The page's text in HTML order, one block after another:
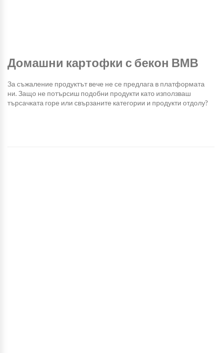
Домашни картофки с бекон ВМВ
За съжаление продуктът вече не се предлага в платформата
ни. Защо не потърсиш подобни продукти като използваш
търсачката горе или свързаните категории и продукти отдолу?